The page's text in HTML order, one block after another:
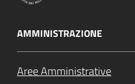
AMMINISTRAZIONE
Aree Amministrative